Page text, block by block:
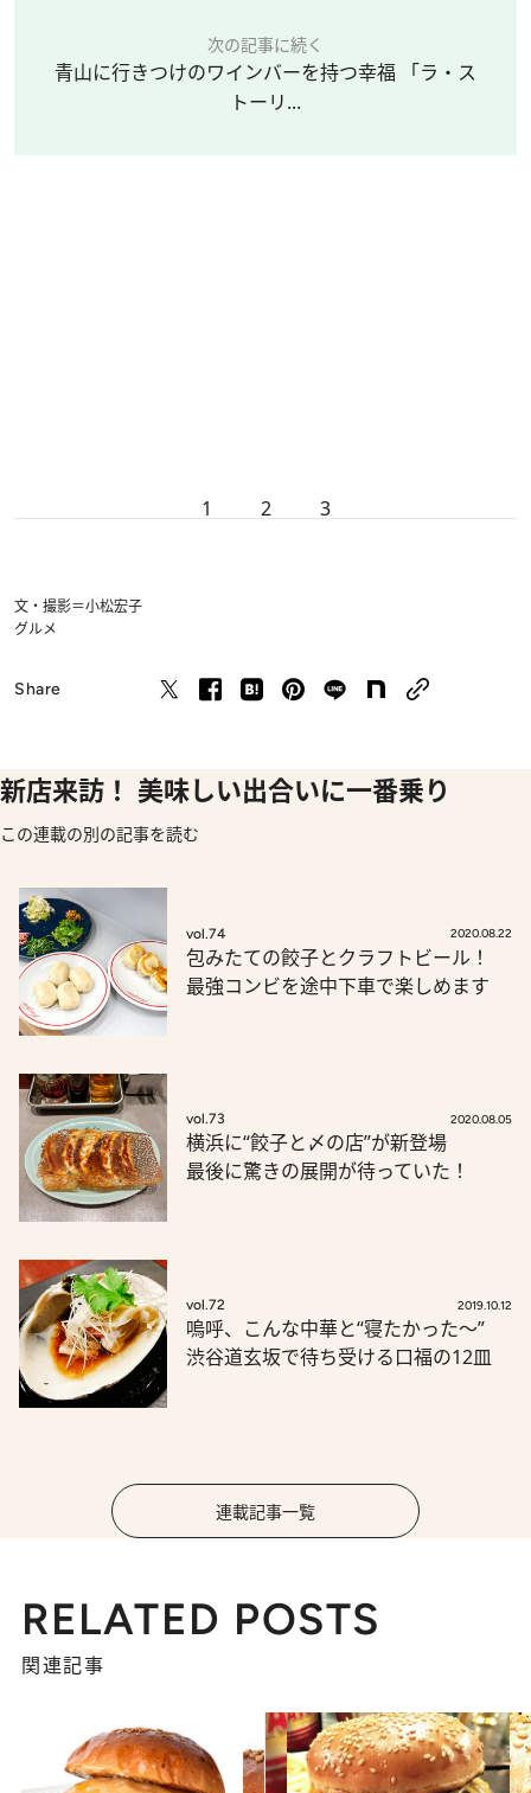
次の記事に続く
青山に行きつけのワインバーを持つ幸福 「ラ・ス
トーリ...
1 2 3
文・撮影＝小松宏子
グルメ
Share
新店来訪！ 美味しい出合いに一番乗り
この連載の別の記事を読む
vol.74 2020.08.22
包みたての餃子とクラフトビール！
最強コンビを途中下車で楽しめます
vol.73 2020.08.05
横浜に“餃子と〆の店”が新登場
最後に驚きの展開が待っていた！
vol.72 2019.10.12
嗚呼、こんな中華と“寝たかった～”
渋谷道玄坂で待ち受ける口福の12皿
連載記事一覧
RELATED POSTS
関連記事